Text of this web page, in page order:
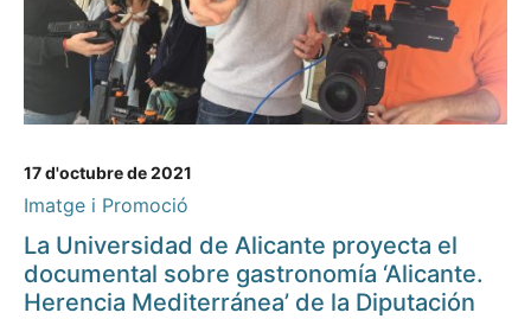
17 d'octubre de 2021
Imatge i Promoció
La Universidad de Alicante proyecta el
documental sobre gastronomía ‘Alicante.
Herencia Mediterránea’ de la Diputación